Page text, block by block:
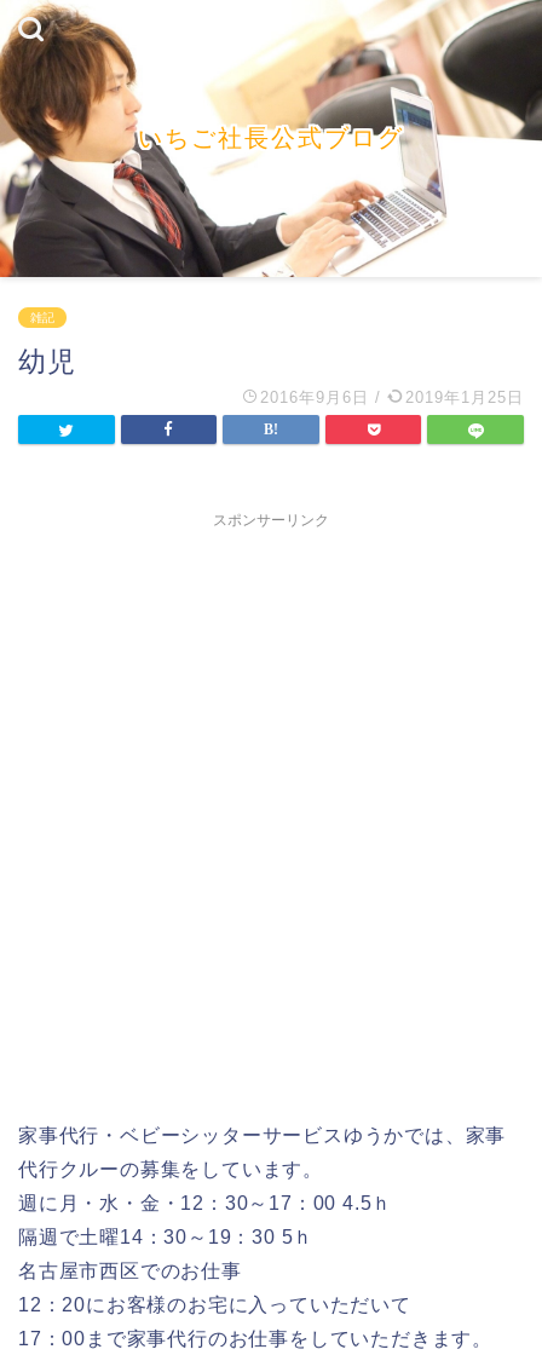
いちご社長公式ブログ
雑記
幼児
2016年9月6日 / 2019年1月25日
スポンサーリンク
家事代行・ベビーシッターサービスゆうかでは、家事
代行クルーの募集をしています。
週に月・水・金・12：30～17：00 4.5ｈ
隔週で土曜14：30～19：30 5ｈ
名古屋市西区でのお仕事
12：20にお客様のお宅に入っていただいて
17：00まで家事代行のお仕事をしていただきます。